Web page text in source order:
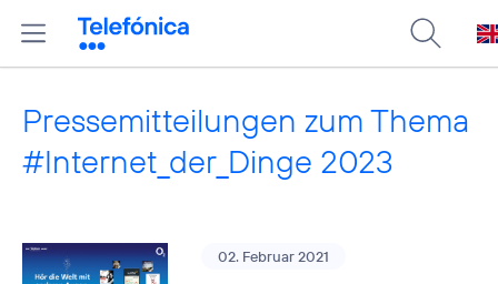
Pressemitteilungen zum Thema
#Internet_der_Dinge 2023
02. Februar 2021